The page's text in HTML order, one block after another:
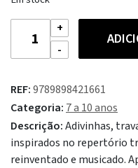
Quantidade
Parlendário
REF:9789898421661
Categoria: 7 a 10 anos
Descrição:Adivinhas,
inspirados no repertório
reinventado e musicado.